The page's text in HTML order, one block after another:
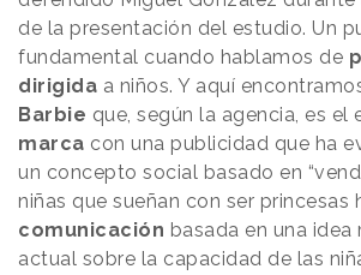
de la presentación del estudio. Un
fundamental cuando hablamos de
dirigida a niños. Y aquí
Barbie que, según la agencia, es el
marca con una publicidad que ha
un concepto social basado en
niñas que sueñan con ser princesas
comunicación basada en una idea
actual sobre la capacidad de las